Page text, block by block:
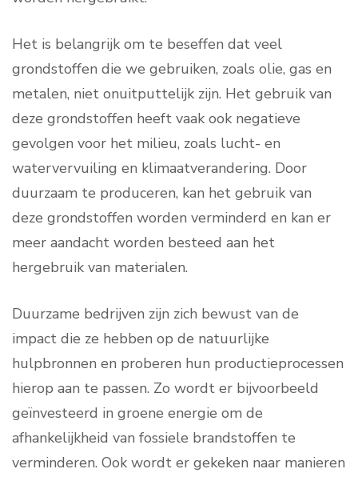
Het is belangrijk om te beseffen dat veel
grondstoffen die we gebruiken, zoals olie, gas en
metalen, niet onuitputtelijk zijn. Het gebruik van
deze grondstoffen heeft vaak ook negatieve
gevolgen voor het milieu, zoals lucht- en
watervervuiling en klimaatverandering. Door
duurzaam te produceren, kan het gebruik van
deze grondstoffen worden verminderd en kan er
meer aandacht worden besteed aan het
hergebruik van materialen.
Duurzame bedrijven zijn zich bewust van de
impact die ze hebben op de natuurlijke
hulpbronnen en proberen hun productieprocessen
hierop aan te passen. Zo wordt er bijvoorbeeld
geïnvesteerd in groene energie om de
afhankelijkheid van fossiele brandstoffen te
verminderen. Ook wordt er gekeken naar manieren